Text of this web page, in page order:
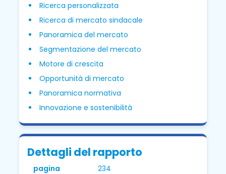
Ricerca personalizzata
Ricerca di mercato sindacale
Panoramica del mercato
Segmentazione del mercato
Motore di crescita
Opportunità di mercato
Panoramica normativa
Innovazione e sostenibilità
Dettagli del rapporto
pagina
234